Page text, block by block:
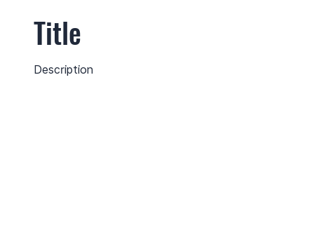
Title
Description